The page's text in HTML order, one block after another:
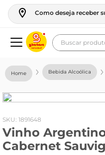
Como deseja receber
Buscar
Bebida Alcoólica
: 1891648
Vinho
Cabernet
geladeira
fogao
café
cerveja